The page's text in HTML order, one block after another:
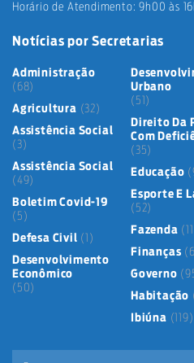
Horário de Atendimento: 9h00 às
Notícias por Secretarias
Administração
(68)
Agricultura (32)
Assistência Social
(3)
Assistência Social
(49)
Boletim Covid-19
(5)
Defesa Civil (1)
Desenvolvimento
Econômico
(50)
Urbano
(51)
Direito Da
Com
(35)
Educação
Esporte E
(52)
Fazenda
Finanças
Governo
Habitação
Ibiúna (119)